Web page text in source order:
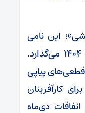
این نامی
است که الفت‌نسب روی سال ۱۴۰۴ می‌گذارد.
پیاپی
کارآفرینان
دی‌ماه